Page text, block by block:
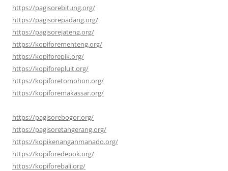
https://pagisorebitung.org/
https://pagisorepadang.org/
https://pagisorejateng.org/
https://kopiforementeng.org/
https://kopiforepik.org/
https://kopiforepluit.org/
https://kopiforetomohon.org/
https://kopiforemakassar.org/
https://pagisorebogor.org/
https://pagisoretangerang.org/
https://kopikenanganmanado.org/
https://kopiforedepok.org/
https://kopiforebali.org/